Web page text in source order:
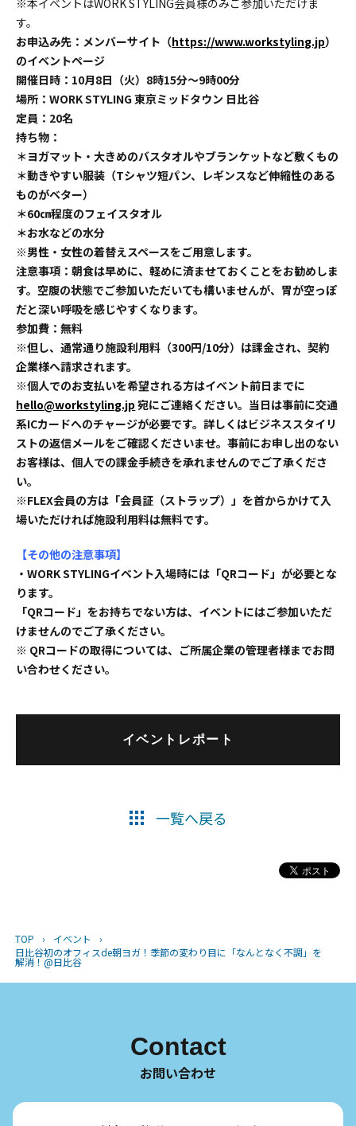
※本イベントはWORK STYLING会員様のみご参加いただけま
す。
お申込み先：メンバーサイト（https://www.workstyling.jp）
のイベントページ
開催日時：10月8日（火）8時15分～9時00分
場所：WORK STYLING 東京ミッドタウン 日比谷
定員：20名
持ち物：
＊ヨガマット・大きめのバスタオルやブランケットなど敷くもの
＊動きやすい服装（Tシャツ短パン、レギンスなど伸縮性のある
ものがベター）
＊60㎝程度のフェイスタオル
＊お水などの水分
※男性・女性の着替えスペースをご用意します。
注意事項：朝食は早めに、軽めに済ませておくことをお勧めしま
す。空腹の状態でご参加いただいても構いませんが、胃が空っぽ
だと深い呼吸を感じやすくなります。
参加費：無料
※但し、通常通り施設利用料（300円/10分）は課金され、契約
企業様へ請求されます。
※個人でのお支払いを希望される方はイベント前日までに
hello@workstyling.jp 宛にご連絡ください。当日は事前に交通
系ICカードへのチャージが必要です。詳しくはビジネススタイリ
ストの返信メールをご確認くださいませ。事前にお申し出のない
お客様は、個人での課金手続きを承れませんのでご了承くださ
い。
※FLEX会員の方は「会員証（ストラップ）」を首からかけて入
場いただければ施設利用料は無料です。
【その他の注意事項】
・WORK STYLINGイベント入場時には「QRコード」が必要とな
ります。
「QRコード」をお持ちでない方は、イベントにはご参加いただ
けませんのでご了承ください。
※ QRコードの取得については、ご所属企業の管理者様までお問
い合わせください。
イベントレポート
一覧へ戻る
TOP › イベント
›
日比谷初のオフィスde朝ヨガ！季節の変わり目に「なんとなく不調」を
解消！@日比谷
Contact
お問い合わせ